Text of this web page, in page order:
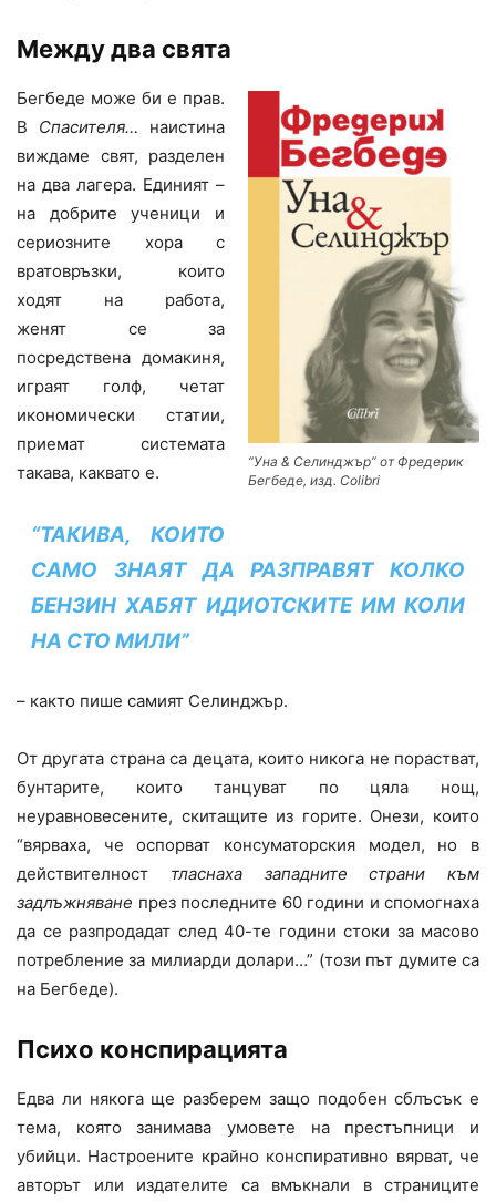
Между два свята
“Уна & Селинджър” от Фредерик
Бегбеде, изд. Colibri
Бегбеде може би е прав.
В Спасителя… наистина
виждаме свят, разделен
на два лагера. Единият –
на добрите ученици и
сериозните хора с
вратовръзки, които
ходят на работа,
женят се за
посредствена домакиня,
играят голф, четат
икономически статии,
приемат системата
такава, каквато е.
“ТАКИВА, КОИТО
САМО ЗНАЯТ ДА РАЗПРАВЯТ КОЛКО
БЕНЗИН ХАБЯТ ИДИОТСКИТЕ ИМ КОЛИ
НА СТО МИЛИ”
– както пише самият Селинджър.
От другата страна са децата, които никога не порастват,
бунтарите, които танцуват по цяла нощ,
неуравновесените, скитащите из горите. Онези, които
“вярваха, че оспорват консуматорския модел, но в
действителност тласнаха западните страни към
задлъжняване през последните 60 години и спомогнаха
да се разпродадат след 40-те години стоки за масово
потребление за милиарди долари…” (този път думите са
на Бегбеде).
Психо конспирацията
Едва ли някога ще разберем защо подобен сблъсък е
тема, която занимава умовете на престъпници и
убийци. Настроените крайно конспиративно вярват, че
авторът или издателите са вмъкнали в страниците